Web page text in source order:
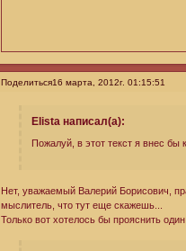
Поделиться16 марта, 2012г. 01:15:51
Elista написал(а):
Пожалуй, в этот текст я внес
Нет, уважаемый Валерий Борисович,
мыслитель, что тут еще скажешь...
Только вот хотелось бы прояснить